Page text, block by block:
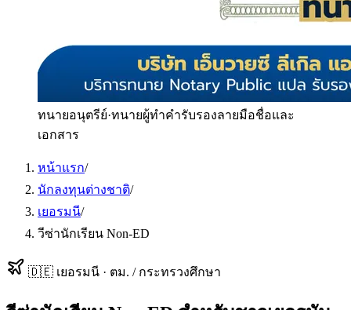
ทนายอนุตรีย์·ทนายผู้ทำคำรับรองลายมือชื่อและ
เอกสาร
หน้าแรก/
นักลงทุนต่างชาติ/
เยอรมนี/
วีซ่านักเรียน Non-ED
🇩🇪 เยอรมนี · ตม. / กระทรวงศึกษา